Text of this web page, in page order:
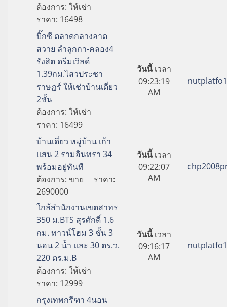
ต้องการ:ให้เช่า
ราคา: 16498
บิ๊กซี ตลาดกลางลาด
สวาย ลำลูกกา-คลอง4
รังสิต ดรีมเวิลด์
1.39กม.ไสวประชา
ราษฏร์ ให้เช่าบ้านเดี่ยว
2ชั้น
ต้องการ:ให้เช่า
ราคา: 16499
วันนี้เวลา
09:23:19
AM
บ้านเดี่ยว หมู่บ้าน เก้า
แสน 2 รามอินทรา 34
พร้อมอยู่ทันที
ต้องการ:ขาย
ราคา:
2690000
วันนี้เวลา
09:22:07
AM
ใกล้สำนักงานเขตสาทร
350 ม.BTS สุรศักดิ์ 1.6
กม. ทาวน์โฮม 3 ชั้น 3
นอน 2 น้ำ และ 30 ตร.ว.
220 ตร.ม.B
ต้องการ:ให้เช่า
ราคา: 12999
วันนี้เวลา
09:16:17
AM
กรุงเทพกรีฑา 4นอน